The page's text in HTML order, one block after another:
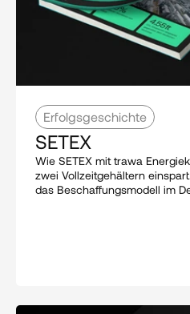
Erfolgsgeschichte
SETEX
Wie SETEX mit trawa
zwei Vollzeitgehältern
das Beschaffungsmodell im